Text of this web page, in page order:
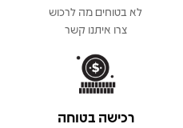
לא בטוחים מה לרכוש
צרו איתנו קשר
רכישה בטוחה